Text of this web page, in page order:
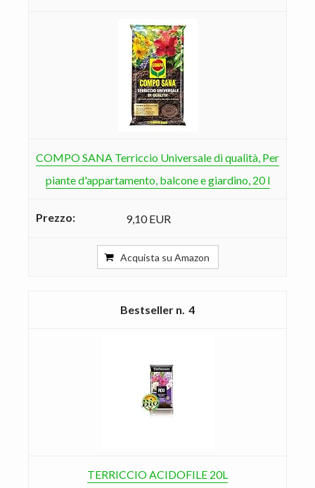
COMPO SANA Terriccio Universale di qualità, Per
piante d'appartamento, balcone e giardino, 20 l
9,10 EUR
Acquista su Amazon
4
TERRICCIO ACIDOFILE 20L